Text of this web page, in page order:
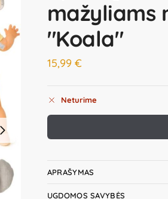
mažyliams
"Koala"
15,99 €
Neturime
APRAŠYMAS
UGDOMOS SAVYBĖS